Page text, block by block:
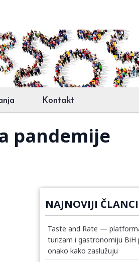
Kontakt
pandemije
NAJNOVIJI ČLANCI
Taste and Rate —
turizam i gastronomiju BiH
onako kako zaslužuju